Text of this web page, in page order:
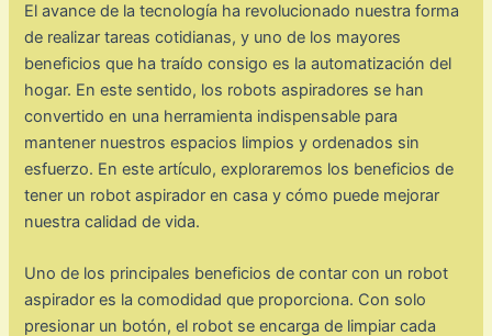
El avance de la tecnología ha revolucionado nuestra forma
de realizar tareas cotidianas, y uno de los mayores
beneficios que ha traído consigo es la automatización del
hogar. En este sentido, los robots aspiradores se han
convertido en una herramienta indispensable para
mantener nuestros espacios limpios y ordenados sin
esfuerzo. En este artículo, exploraremos los beneficios de
tener un robot aspirador en casa y cómo puede mejorar
nuestra calidad de vida.
Uno de los principales beneficios de contar con un robot
aspirador es la comodidad que proporciona. Con solo
presionar un botón, el robot se encarga de limpiar cada